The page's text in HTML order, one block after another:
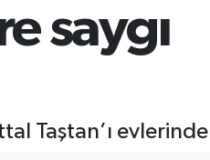
saygı
Taştan’ı